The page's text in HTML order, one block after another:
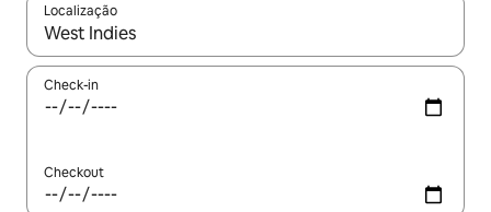
Localização
Quando os resultados estiverem disponíveis, explore-os
Check-in
Checkout